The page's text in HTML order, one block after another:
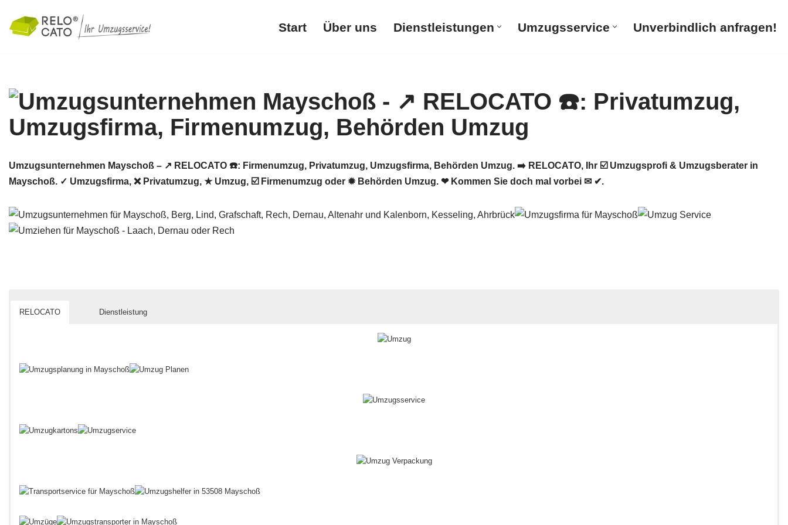
Zum
Start Über uns Dienstleistungen Umzugsservice Unverbindlich anfragen!
Umzugsunternehmen Mayschoß – ↗️ RELOCATO ☎️: Firmenumzug, Privatumzug, Umzugsfirma, Behörden Umzug. ➡️ RELOCATO, Ihr ☑️ Umzugsprofi & Umzugsberater in
Mayschoß. ✓ Umzugsfirma, ❌ Privatumzug, ★ Umzug, ☑️ Firmenumzug oder ✹ Behörden Umzug. ❤ Kommen Sie doch mal vorbei ✉ ✔.
RELOCATO Dienstleistung